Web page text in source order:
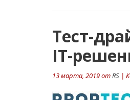
Тест-
IT-
13 марта, 2019 отRS |